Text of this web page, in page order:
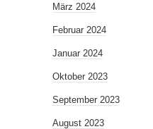
März 2024
Februar 2024
Januar 2024
Oktober 2023
September 2023
August 2023